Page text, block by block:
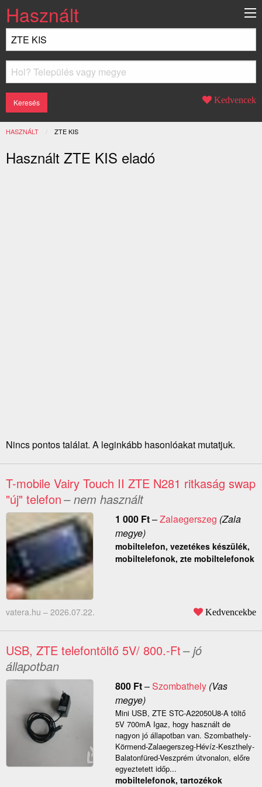
Használt
Kedvencek
HASZNÁLT JELENLEGI:
ZTE KIS
Használt ZTE KIS eladó
Nincs pontos találat. A leginkább hasonlóakat mutatjuk.
T-mobile Vairy Touch II ZTE N281 ritkaság swap
"új" telefon– nem használt
1 000 Ft–Zalaegerszeg (Zala
megye)
mobiltelefon, vezetékes készülék,
mobiltelefonok, zte mobiltelefonok
vatera.hu – 2026.07.22. Kedvencekbe
USB, ZTE telefontöltő 5V/ 800.-Ft– jó
állapotban
800 Ft–Szombathely(Vas
megye)
Mini USB, ZTE STC-A22050U8-A töltő
5V 700mA Igaz, hogy használt de
nagyon jó állapotban van. Szombathely-
Körmend-Zalaegerszeg-Hévíz-Keszthely-
Balatonfüred-Veszprém útvonalon, előre
egyeztetett időp...
mobiltelefonok, tartozékok